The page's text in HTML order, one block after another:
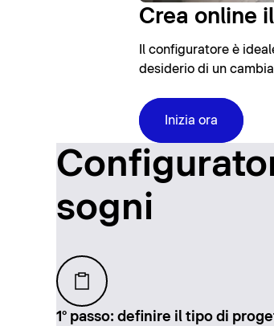
Crea online
Il configuratore è
desiderio di un
Inizia ora
sogni
1° passo: definire il tipo di